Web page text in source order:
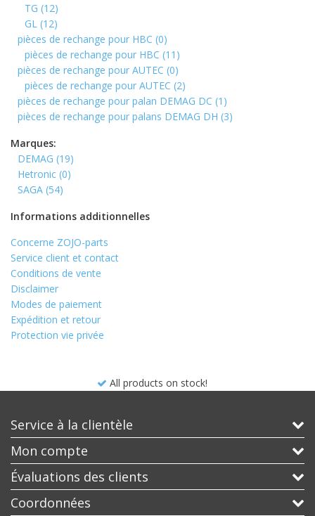
TG (12)
GL (12)
pièces de rechange pour HBC (0)
pièces de rechange pour HBC (11)
pièces de rechange pour AUTEC (0)
pièces de rechange pour AUTEC (2)
pièces de rechange pour palan DEMAG DC (1)
pièces de rechange pour palans DEMAG DH (3)
Marques:
DEMAG (19)
Hetronic (0)
SAGA (54)
Informations additionnelles
Concerne ZOJO-parts
Service client et contact
Conditions de vente
Disclaimer
Modes de paiement
Expédition et retour
Protection vie privée
All products on stock!
Service à la clientèle
Mon compte
Évaluations des clients
Coordonnées